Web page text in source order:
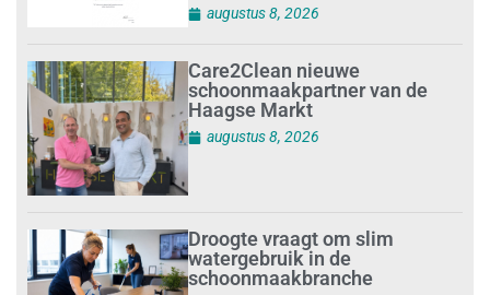
augustus 8, 2026
Care2Clean nieuwe
schoonmaakpartner van de
Haagse Markt
augustus 8, 2026
Droogte vraagt om slim
watergebruik in de
schoonmaakbranche